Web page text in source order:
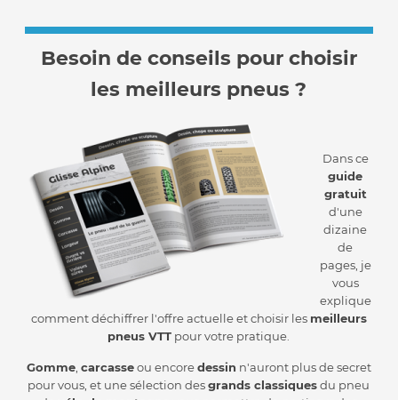
Besoin de conseils pour choisir
les meilleurs pneus ?
Dans ce
guide
gratuit
d'une
dizaine
de
pages, je
vous
explique
comment déchiffrer l'offre actuelle et choisir les meilleurs
pneus VTT pour votre pratique.
Gomme, carcasseou encoredessin n'auront plus de secret
pour vous, et une sélection desgrands classiquesdu pneu